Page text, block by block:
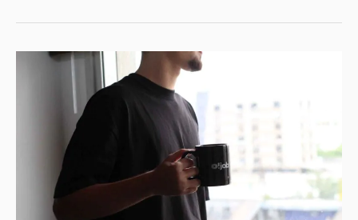
Agência
Avaliação